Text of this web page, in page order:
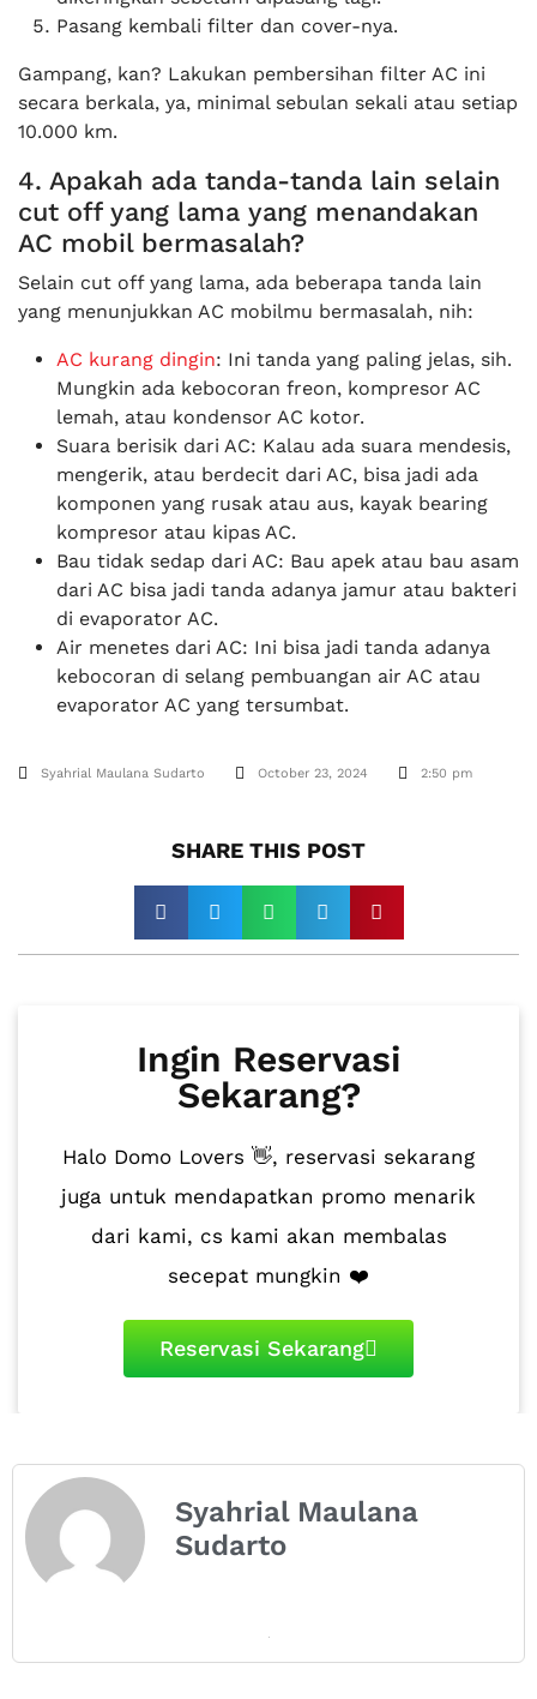
Pasang kembali filter dan cover-nya.
Gampang, kan? Lakukan pembersihan filter AC ini
secara berkala, ya, minimal sebulan sekali atau setiap
10.000 km.
4. Apakah ada tanda-tanda lain selain
cut off yang lama yang menandakan
AC mobil bermasalah?
Selain cut off yang lama, ada beberapa tanda lain
yang menunjukkan AC mobilmu bermasalah, nih:
AC kurang dingin: Ini tanda yang paling jelas, sih.
Mungkin ada kebocoran freon, kompresor AC
lemah, atau kondensor AC kotor.
Suara berisik dari AC: Kalau ada suara mendesis,
mengerik, atau berdecit dari AC, bisa jadi ada
komponen yang rusak atau aus, kayak bearing
kompresor atau kipas AC.
Bau tidak sedap dari AC: Bau apek atau bau asam
dari AC bisa jadi tanda adanya jamur atau bakteri
di evaporator AC.
Air menetes dari AC: Ini bisa jadi tanda adanya
kebocoran di selang pembuangan air AC atau
evaporator AC yang tersumbat.
Syahrial Maulana Sudarto October 23, 2024 2:50 pm
SHARE THIS POST​
Ingin Reservasi
Sekarang?
Halo Domo Lovers 👋, reservasi sekarang
juga untuk mendapatkan promo menarik
dari kami, cs kami akan membalas
secepat mungkin ❤️
Reservasi Sekarang
Syahrial Maulana
Sudarto